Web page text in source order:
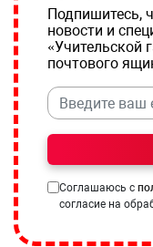
Подпишитесь,
новости и
«Учительской
почтового
Соглашаюсь с
согласие на